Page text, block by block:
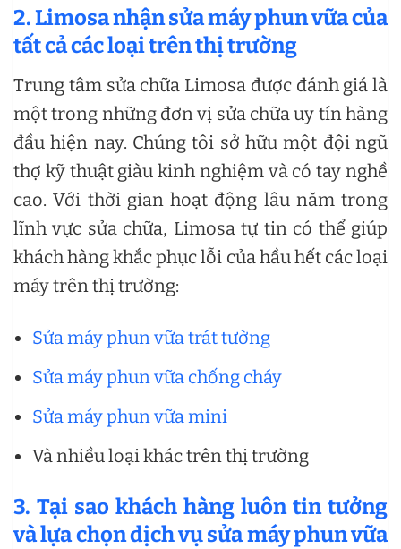
2. Limosa nhận sửa máy phun vữa của
tất cả các loại trên thị trường
Trung tâm sửa chữa Limosa được đánh giá là
một trong những đơn vị sửa chữa uy tín hàng
đầu hiện nay. Chúng tôi sở hữu một đội ngũ
thợ kỹ thuật giàu kinh nghiệm và có tay nghề
cao. Với thời gian hoạt động lâu năm trong
lĩnh vực sửa chữa, Limosa tự tin có thể giúp
khách hàng khắc phục lỗi của hầu hết các loại
máy trên thị trường:
Sửa máy phun vữa trát tường
Sửa máy phun vữa chống cháy
Sửa máy phun vữa mini
Và nhiều loại khác trên thị trường
3. Tại sao khách hàng luôn tin tưởng
và lựa chọn dịch vụ sửa máy phun vữa